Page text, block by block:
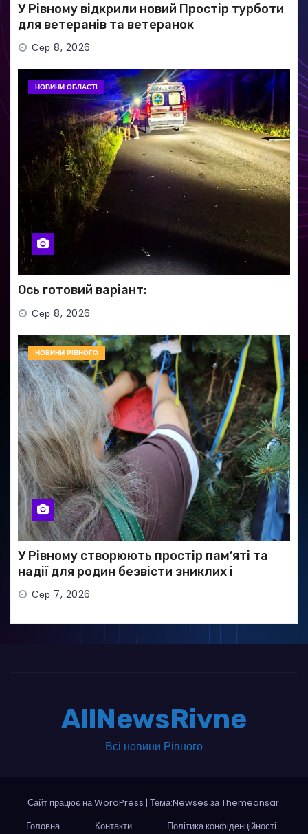
У Рівному відкрили новий Простір турботи
для ветеранів та ветеранок
Сер 8, 2026
НОВИНИ ОБЛАСТІ
Ось готовий варіант:
Сер 8, 2026
НОВИНИ РІВНОГО
У Рівному створюють простір пам’яті та
надії для родин безвісти зниклих і
полонених військових
Сер 7, 2026
AllNewsRivne
Всі новини Рівного
Сайт працює на WordPress | Тема:Newses заThemeansar.
Головна
Контакти Політика конфіденційності